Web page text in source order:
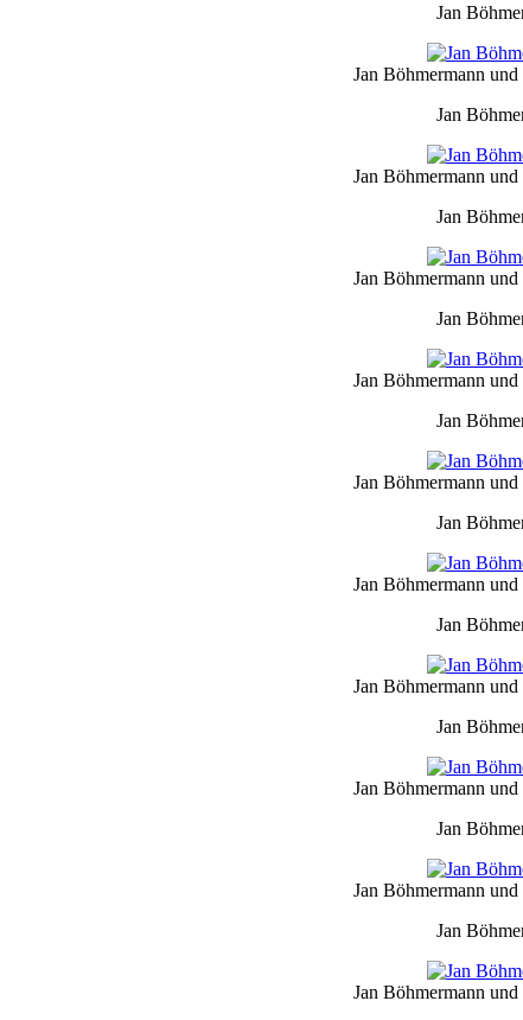
Jan
Jan Böhmermann
Jan
Jan Böhmermann
Jan
Jan Böhmermann
Jan
Jan Böhmermann
Jan
Jan Böhmermann
Jan
Jan Böhmermann
Jan
Jan Böhmermann
Jan
Jan Böhmermann
Jan
Jan Böhmermann
Jan
Jan Böhmermann